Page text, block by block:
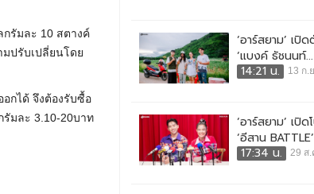
รัมละ 10 สตางค์
มปรับเปลี่ยนโดย
กได้ จึงต้องรับซื้อ
มละ 3.10-20บาท
‘อาร์สยาม’ เปิ
‘แบงค์ ธัชนนท์...
14:21 น.
13 ก.
‘อาร์สยาม’ เปิ
‘อีสาน
17:34 น.
29 ส.